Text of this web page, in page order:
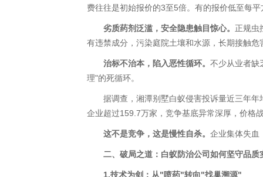
费往往是初始报价的3至5倍。有的报价低至每
劣质药剂泛滥，安全隐患触目惊心。 正规虫
有违禁成分，污染庭院土壤和水源，长期接触危
治标不治本，陷入恶性循环。 不少从业者缺
理"的死循环。
据调查，湘潭别墅白蚁侵害投诉量近三年年
企业超过159.7万家，竞争基底异常深厚，价格
这不是竞争，这是慢性自杀。 企业集体失血
二、破局之道：白蚁防治公司如何坚守品质
1.技术为剑：从"喷药"转向"找巢溯源"